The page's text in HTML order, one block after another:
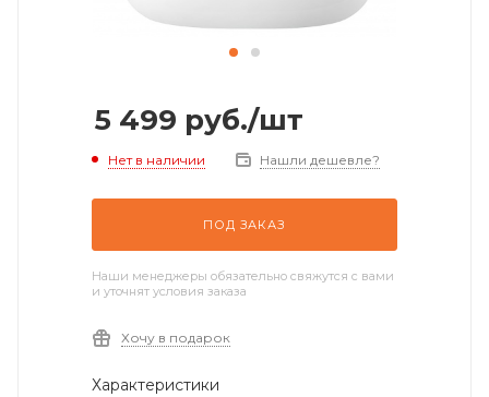
5 499 руб./шт
Нет в наличии Нашли дешевле?
ПОД ЗАКАЗ
Наши менеджеры обязательно свяжутся с вами
и уточнят условия заказа
Хочу в подарок
Характеристики